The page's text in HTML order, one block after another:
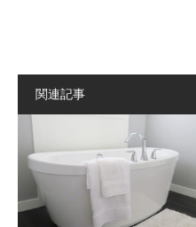
関連記事